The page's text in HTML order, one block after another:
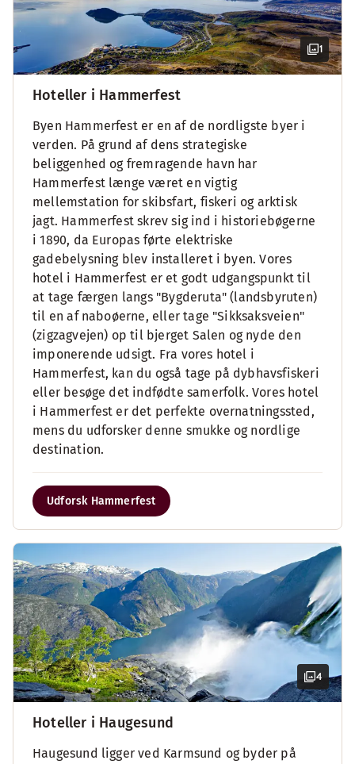
1
Hoteller i Hammerfest
Byen Hammerfest er en af de nordligste byer i
verden. På grund af dens strategiske
beliggenhed og fremragende havn har
Hammerfest længe været en vigtig
mellemstation for skibsfart, fiskeri og arktisk
jagt. Hammerfest skrev sig ind i historiebøgerne
i 1890, da Europas førte elektriske
gadebelysning blev installeret i byen. Vores
hotel i Hammerfest er et godt udgangspunkt til
at tage færgen langs "Bygderuta" (landsbyruten)
til en af naboøerne, eller tage "Sikksaksveien"
(zigzagvejen) op til bjerget Salen og nyde den
imponerende udsigt. Fra vores hotel i
Hammerfest, kan du også tage på dybhavsfiskeri
eller besøge det indfødte samerfolk. Vores hotel
i Hammerfest er det perfekte overnatningssted,
mens du udforsker denne smukke og nordlige
destination.
Udforsk Hammerfest
4
Hoteller i Haugesund
Haugesund ligger ved Karmsund og byder på